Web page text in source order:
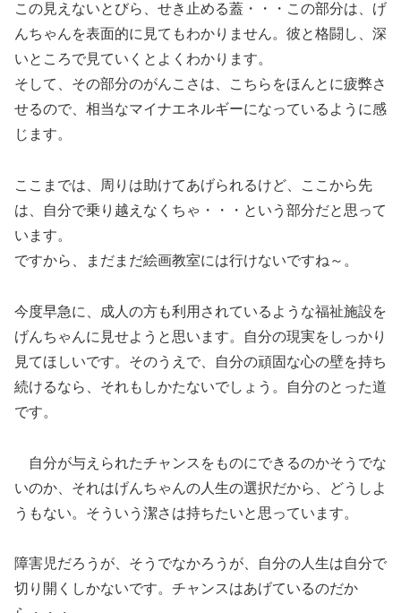
この見えないとびら、せき止める蓋・・・この部分は、げ
んちゃんを表面的に見てもわかりません。彼と格闘し、深
いところで見ていくとよくわかります。
そして、その部分のがんこさは、こちらをほんとに疲弊さ
せるので、相当なマイナエネルギーになっているように感
じます。
ここまでは、周りは助けてあげられるけど、ここから先
は、自分で乗り越えなくちゃ・・・という部分だと思って
います。
ですから、まだまだ絵画教室には行けないですね～。
今度早急に、成人の方も利用されているような福祉施設を
げんちゃんに見せようと思います。自分の現実をしっかり
見てほしいです。そのうえで、自分の頑固な心の壁を持ち
続けるなら、それもしかたないでしょう。自分のとった道
です。
自分が与えられたチャンスをものにできるのかそうでな
いのか、それはげんちゃんの人生の選択だから、どうしよ
うもない。そういう潔さは持ちたいと思っています。
障害児だろうが、そうでなかろうが、自分の人生は自分で
切り開くしかないです。チャンスはあげているのだか